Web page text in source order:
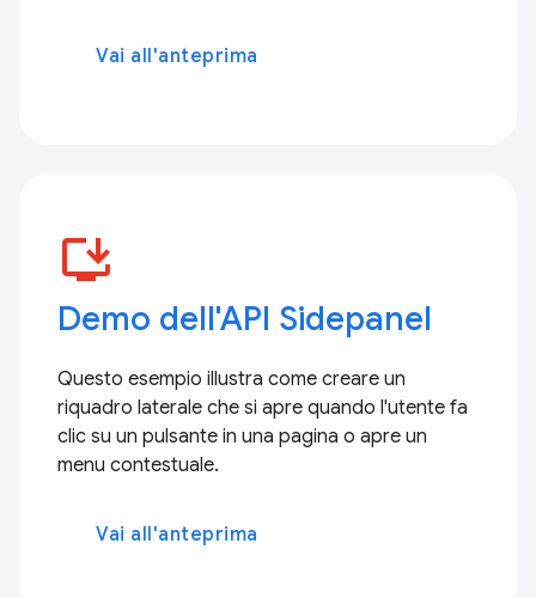
Vai all'anteprima
install_desktop
Demo dell'API Sidepanel
Questo esempio illustra come creare un
riquadro laterale che si apre quando l'utente fa
clic su un pulsante in una pagina o apre un
menu contestuale.
Vai all'anteprima